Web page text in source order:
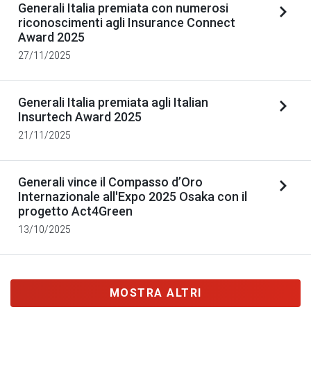
Generali Italia premiata con numerosi
riconoscimenti agli Insurance Connect
Award 2025
27/11/2025
Generali Italia premiata agli Italian
Insurtech Award 2025
21/11/2025
Generali vince il Compasso d’Oro
Internazionale all'Expo 2025 Osaka con il
progetto Act4Green
13/10/2025
MOSTRA ALTRI